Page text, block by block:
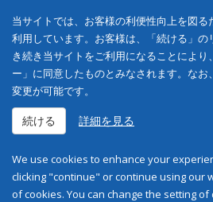
当サイトでは、お客様の利便性向上を図
利用しています。お客様は、「続ける」の
き続き当サイトをご利用になることによ
ー」に同意したものとみなされます。な
変更が可能です。
続ける 詳細を見る
We use cookies to enhance your
clicking "continue" or continue using our
of cookies. You can change the setting of